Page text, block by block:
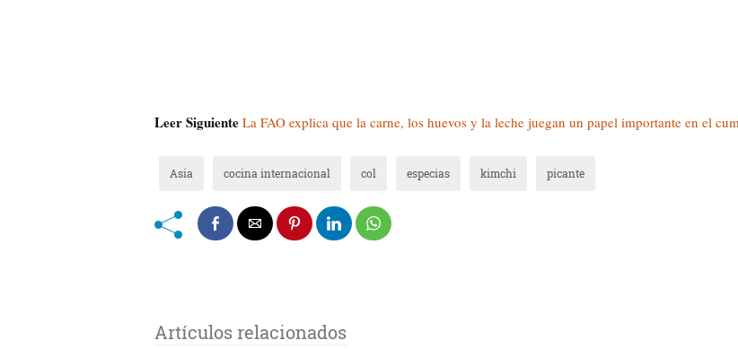
Leer Siguiente La FAO explica que la carne, los huevos y la leche juegan un papel importante en el
Asia cocina internacional col especias kimchi picante
Artículos relacionados